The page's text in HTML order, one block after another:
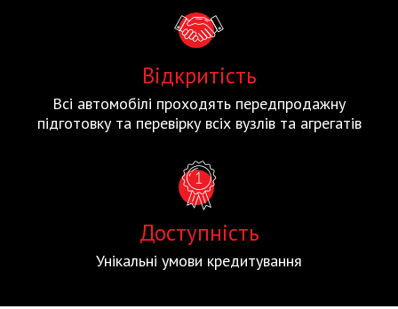
Відкритість
Всі автомобілі проходять передпродажну
підготовку та перевірку всіх вузлів та агрегатів
Доступність
Унікальні умови кредитування